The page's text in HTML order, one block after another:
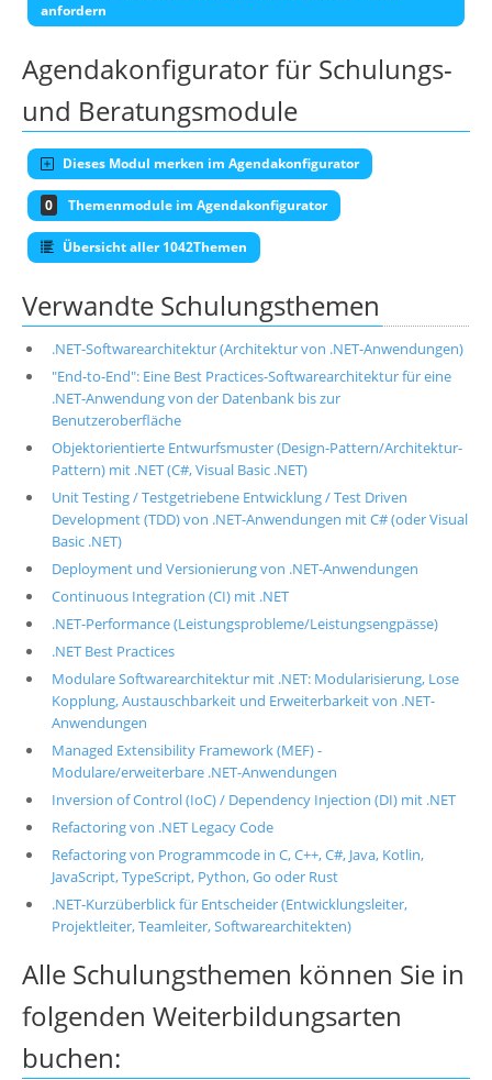
anfordern
Agendakonfigurator für Schulungs-
und Beratungsmodule
Dieses Modul merken im Agendakonfigurator
0 Themenmodule im Agendakonfigurator
Übersicht aller 1042Themen
Verwandte Schulungsthemen
.NET-Softwarearchitektur (Architektur von .NET-Anwendungen)
"End-to-End": Eine Best Practices-Softwarearchitektur für eine
.NET-Anwendung von der Datenbank bis zur
Benutzeroberfläche
Objektorientierte Entwurfsmuster (Design-Pattern/Architektur-
Pattern) mit .NET (C#, Visual Basic .NET)
Unit Testing / Testgetriebene Entwicklung / Test Driven
Development (TDD) von .NET-Anwendungen mit C# (oder Visual
Basic .NET)
Deployment und Versionierung von .NET-Anwendungen
Continuous Integration (CI) mit .NET
.NET-Performance (Leistungsprobleme/Leistungsengpässe)
.NET Best Practices
Modulare Softwarearchitektur mit .NET: Modularisierung, Lose
Kopplung, Austauschbarkeit und Erweiterbarkeit von .NET-
Anwendungen
Managed Extensibility Framework (MEF) -
Modulare/erweiterbare .NET-Anwendungen
Inversion of Control (IoC) / Dependency Injection (DI) mit .NET
Refactoring von .NET Legacy Code
Refactoring von Programmcode in C, C++, C#, Java, Kotlin,
JavaScript, TypeScript, Python, Go oder Rust
.NET-Kurzüberblick für Entscheider (Entwicklungsleiter,
Projektleiter, Teamleiter, Softwarearchitekten)
Alle Schulungsthemen können Sie in
folgenden Weiterbildungsarten
buchen: